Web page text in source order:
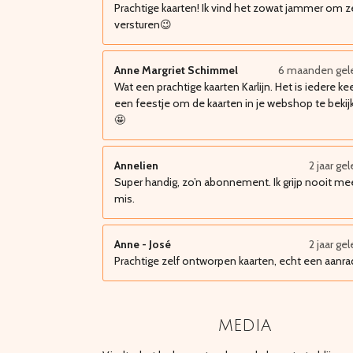
Prachtige kaarten! Ik vind het zowat jammer om
versturen😉
Anne Margriet Schimmel
6 maanden
Wat een prachtige kaarten Karlijn. Het is iedere
een feestje om de kaarten in je webshop te
🤩
Annelien
2 jaar
Super handig, zo’n abonnement. Ik grijp nooit
mis.
Anne - José
2 jaar
Prachtige zelf ontworpen kaarten, echt een
media